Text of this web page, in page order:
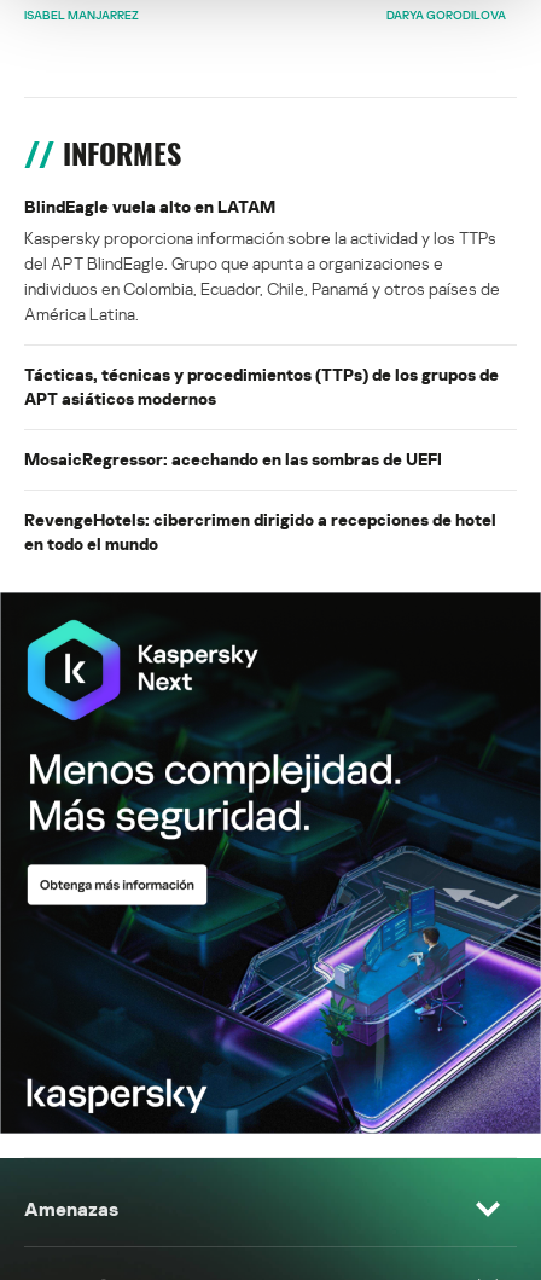
ISABEL MANJARREZ
DARYA GORODILOVA
INFORMES
BlindEagle vuela alto en LATAM
Kaspersky proporciona información sobre la actividad y los TTPs
del APT BlindEagle. Grupo que apunta a organizaciones e
individuos en Colombia, Ecuador, Chile, Panamá y otros países de
América Latina.
Tácticas, técnicas y procedimientos (TTPs) de los grupos de
APT asiáticos modernos
MosaicRegressor: acechando en las sombras de UEFI
RevengeHotels: cibercrimen dirigido a recepciones de hotel
en todo el mundo
Amenazas